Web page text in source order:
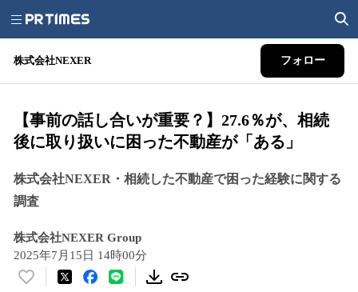
株式会社NEXER フォロー
【事前の話し合いが重要？】27.6％が、相続
後に取り扱いに困った不動産が「ある」
株式会社NEXER・相続した不動産で困った経験に関する
調査
株式会社NEXER Group
2025年7月15日 14時00分
い